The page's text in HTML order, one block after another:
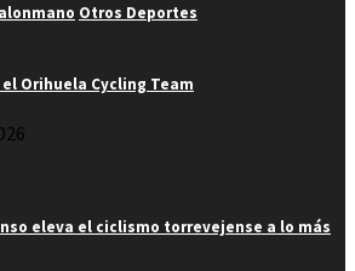
Otros Deportes
Orihuela Cycling Team
eleva el ciclismo torrevejense a lo más